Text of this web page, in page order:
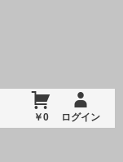
￥0 ログイン